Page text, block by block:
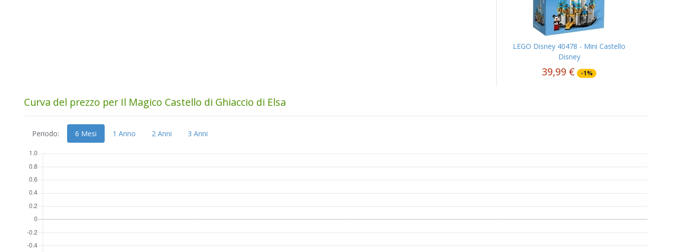
LEGO Disney 40478 - Mini Castello
Disney
39,99 € -1%
Curva del prezzo per Il Magico Castello di Ghiaccio di Elsa
Periodo: 6 Mesi 1 Anno 2 Anni 3 Anni